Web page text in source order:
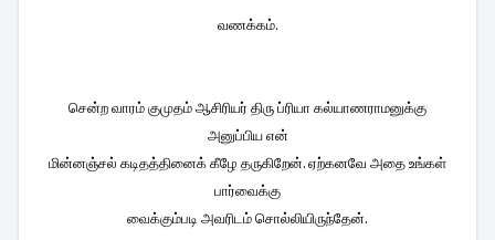
வணக்கம்.
சென்ற வாரம் குமுதம் ஆசிரியர் திரு ப்ரியா கல்யாணராமனுக்கு
அனுப்பிய என்
மின்னஞ்சல் கடிதத்தினைக் கீழே தருகிறேன். ஏற்கனவே அதை உங்கள்
பார்வைக்கு
வைக்கும்படி அவரிடம் சொல்லியிருந்தேன்.